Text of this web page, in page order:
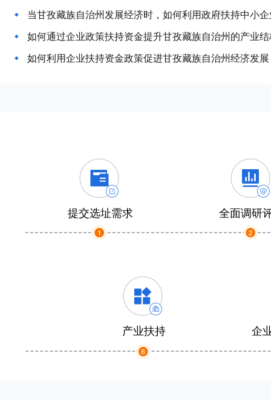
当甘孜藏族自治州发展经济时，如何利用政府扶持中小
如何通过企业政策扶持资金提升甘孜藏族自治州的产业
如何利用企业扶持资金政策促进甘孜藏族自治州经济发
提交选址需求 全面调研
产业扶持 企